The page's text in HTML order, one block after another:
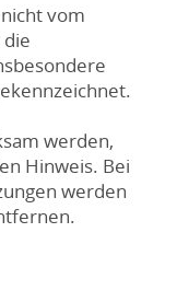
vom
werden,
Hinweis. Bei
werden